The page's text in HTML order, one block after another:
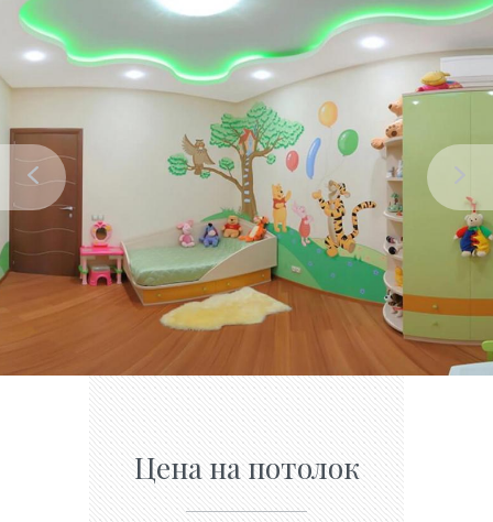
Цена на потолок